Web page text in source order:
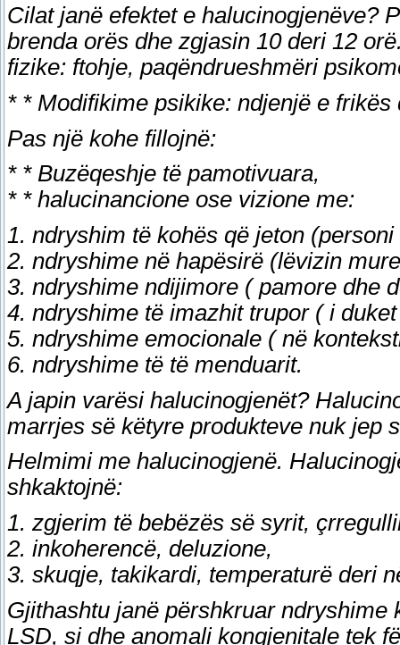
Cilat janë efektet e halucinogjenëve?
brenda orës dhe zgjasin 10 deri 12
fizike: ftohje, paqëndrueshmëri
* * Modifikime psikike: ndjenjë e
Pas një kohe fillojnë:
* * Buzëqeshje të pamotivuara,
* * halucinancione ose vizione me:
1. ndryshim të kohës që jeton
2. ndryshime në hapësirë (lëvizin
3. ndryshime ndijimore ( pamore dhe
4. ndryshime të imazhit trupor ( i
5. ndryshime emocionale ( në
6. ndryshime të të menduarit.
A japin varësi halucinogjenët?
marrjes së këtyre produkteve nuk jep
Helmimi me halucinogjenë.
shkaktojnë:
1. zgjerim të bebëzës së syrit,
2. inkoherencë, deluzione,
3. skuqje, takikardi, temperaturë deri
Gjithashtu janë përshkruar
LSD, si dhe anomali kongjenitale tek